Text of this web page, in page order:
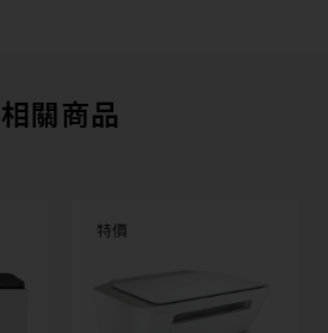
相關商品
特價